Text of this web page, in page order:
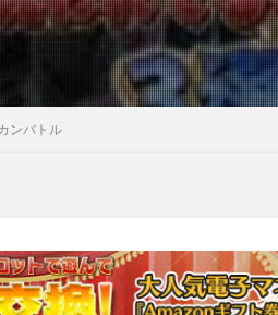
ンバトル